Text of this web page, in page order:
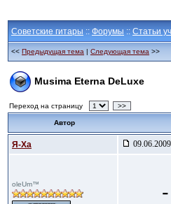
Советские гитары :: Форумы :: Статьи
<< Предыдущая тема | Следующая тема >>
Musima Eterna DeLuxe
Переход на страницу >>
Автор
Я-Ха
oleUm™